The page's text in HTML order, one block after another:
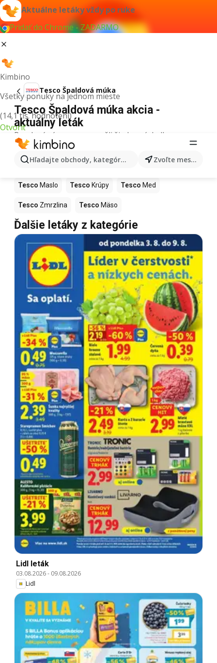
Aktuálne letáky vždy po ruke
Pridať do Chrome - ZADARMO
Kimbino
Všetky ponuky na jednom mieste
(14,1 tis. hodnotení)
Otvoriť
Hľadajte obchody, kategórie, produkty... Zvoľte mesto
Tesco Špaldová múka
Tesco Špaldová múka akcia -
aktuálny leták
Pre daný výraz sme nenašli žiadne výsledky.
Ďalšie produkty v obchodoch Tesco
Tesco Pizza Tesco Kiwi Mango
Tesco Maslo Tesco Krúpy Tesco Med
Tesco Zmrzlina Tesco Mäso
Ďalšie letáky z kategórie
Lidl leták
03.08.2026- 09.08.2026
Lidl